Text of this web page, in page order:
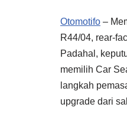
Otomotifo –
R44/04, rear-
Padahal,
memilih Car
langkah
upgrade dari